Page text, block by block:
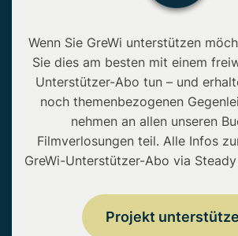
Wenn Sie GreWi unterstützen
Sie dies am besten mit einem
Unterstützer-Abo tun – und
noch themenbezogenen
nehmen an allen unseren
Filmverlosungen teil. Alle Infos
GreWi-Unterstützer-Abo via
Projekt